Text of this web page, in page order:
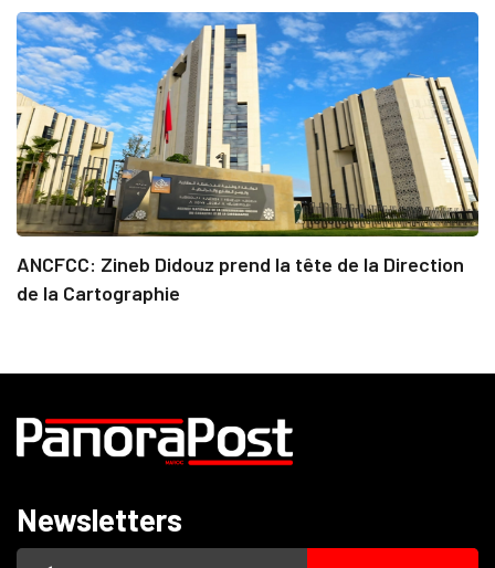
ANCFCC: Zineb Didouz prend la tête de la Direction
de la Cartographie
Newsletters